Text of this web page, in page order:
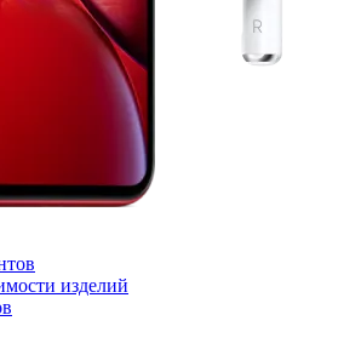
изделий